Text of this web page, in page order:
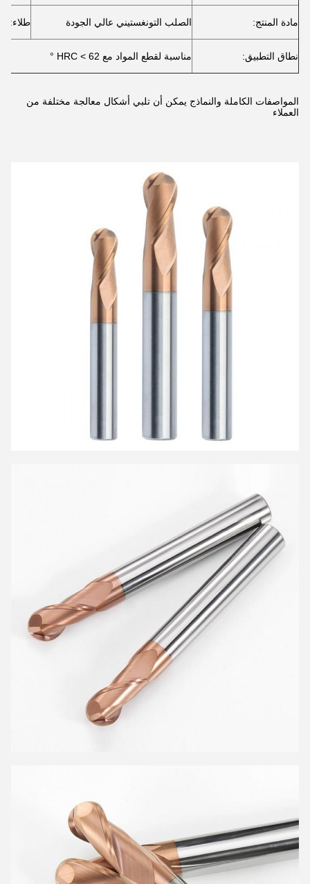
مادة المنتج: الصلب التونغستيني عالي الجودة طلاء:
نطاق التطبيق: مناسبة لقطع المواد مع HRC < 62 °
المواصفات الكاملة والنماذج يمكن أن تلبي أشكال معالجة مختلفة من
العملاء